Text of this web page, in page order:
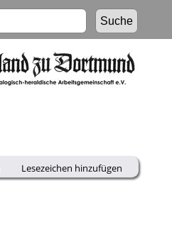
Lesezeichen hinzufügen